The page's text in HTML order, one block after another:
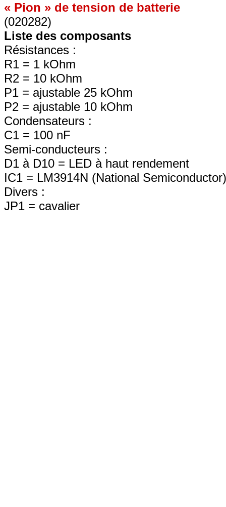
« Pion » de tension de batterie
(020282)
Liste des composants
Résistances :
R1 = 1 kOhm
R2 = 10 kOhm
P1 = ajustable 25 kOhm
P2 = ajustable 10 kOhm
Condensateurs :
C1 = 100 nF
Semi-conducteurs :
D1 à D10 = LED à haut rendement
IC1 = LM3914N (National Semiconductor)
Divers :
JP1 = cavalier